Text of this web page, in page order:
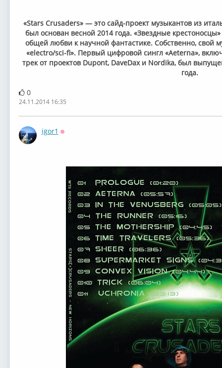
«Stars Crusaders» — это сайд-проект музыкантов из
был основан весной 2014 года. «Звездные
общей любви к научной фантастике. Собственно, свой
«electro/sci-fi». Первый цифровой сингл «Aeterna»,
трек от проектов Dupont, DaveDax и Nordika, был
года.
0
24.11.2014 16:35
igor1